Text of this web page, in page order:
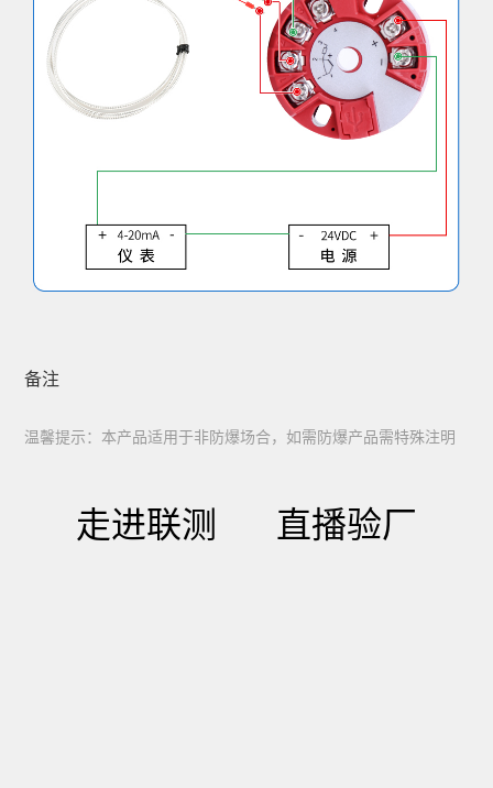
备注
温馨提示：本产品适用于非防爆场合，如需防爆产品需特殊注明
走进联测 直播验厂